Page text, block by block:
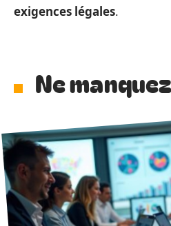
exigences légales.
Ne